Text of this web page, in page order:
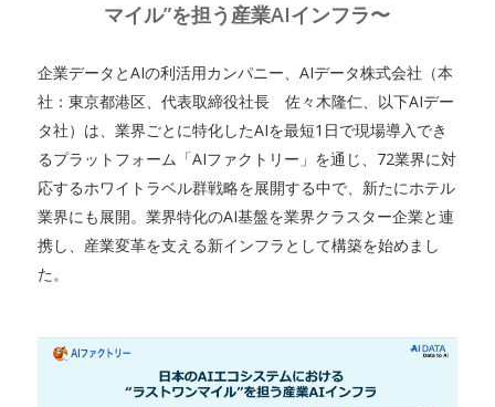
マイル”を担う産業AIインフラ〜
企業データとAIの利活用カンパニー、AIデータ株式会社（本
社：東京都港区、代表取締役社長 佐々木隆仁、以下AIデー
タ社）は、業界ごとに特化したAIを最短1日で現場導入でき
るプラットフォーム「AIファクトリー」を通じ、72業界に対
応するホワイトラベル群戦略を展開する中で、新たにホテル
業界にも展開。業界特化のAI基盤を業界クラスター企業と連
携し、産業変革を支える新インフラとして構築を始めまし
た。